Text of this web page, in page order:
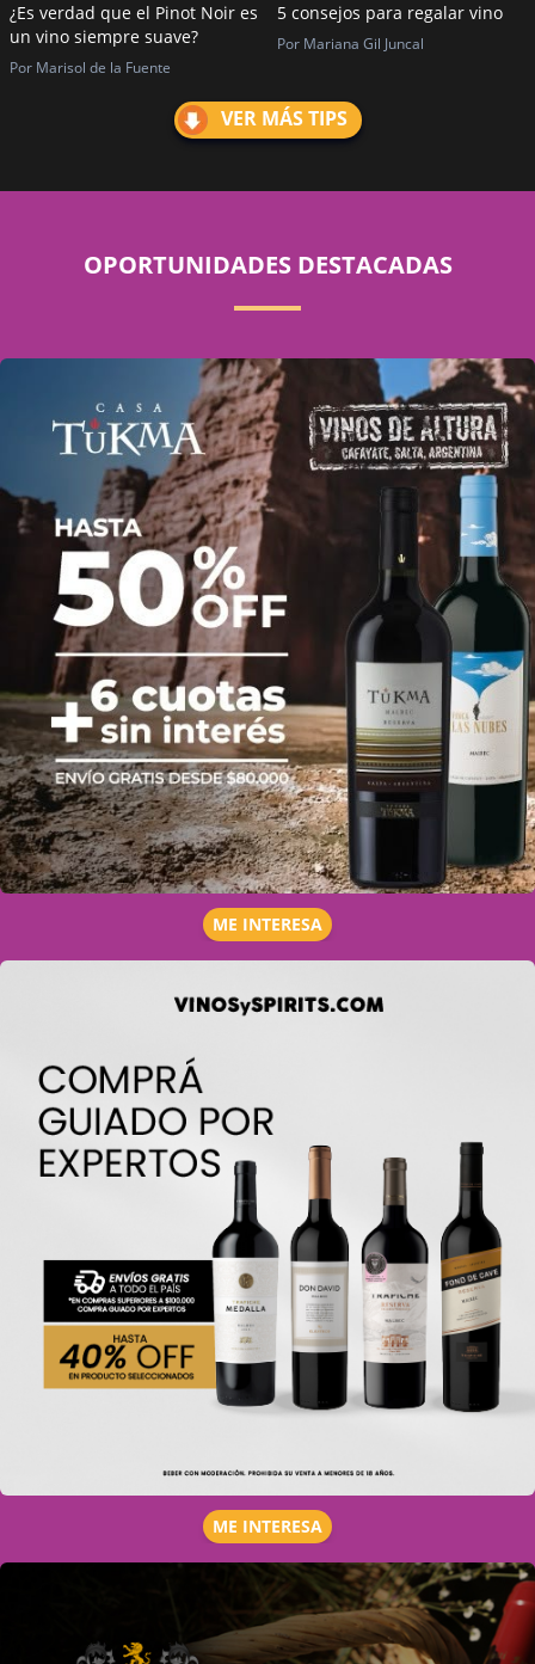
¿Es verdad que el Pinot Noir es
un vino siempre suave?
Por Marisol de la Fuente
5 consejos para regalar vino
Por Mariana Gil Juncal
VER MÁS TIPS
OPORTUNIDADES DESTACADAS
ME INTERESA
ME INTERESA